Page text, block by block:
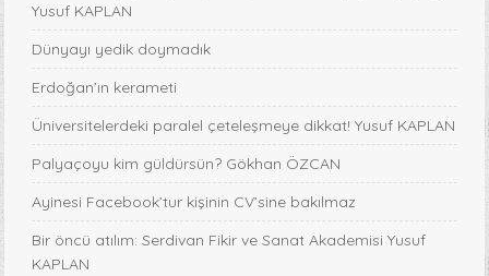
Yusuf KAPLAN
Dünyayı yedik doymadık
Erdoğan’ın kerameti
Üniversitelerdeki paralel çeteleşmeye dikkat! Yusuf KAPLAN
Palyaçoyu kim güldürsün? Gökhan ÖZCAN
Ayinesi Facebook’tur kişinin CV’sine bakılmaz
Bir öncü atılım: Serdivan Fikir ve Sanat Akademisi Yusuf
KAPLAN